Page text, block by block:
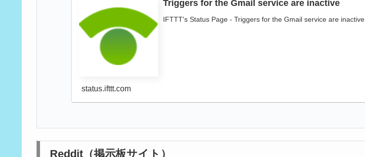
Triggers for the Gmail service are inactive
IFTTT's Status Page - Triggers for the Gmail service are inactive.
status.ifttt.com
Reddit（掲示板サイト）